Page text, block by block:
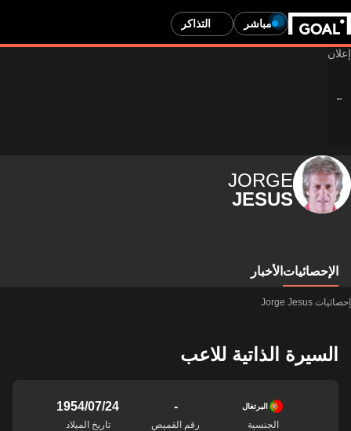
مباشر التذاكر
JORGE
JESUS
الإحصائيات الأخبار
إحصائيات Jorge Jesus
السيرة الذاتية للاعب
البرتغال
الجنسية
-
رقم القميص
24‏/07‏/1954
تاريخ الميلاد